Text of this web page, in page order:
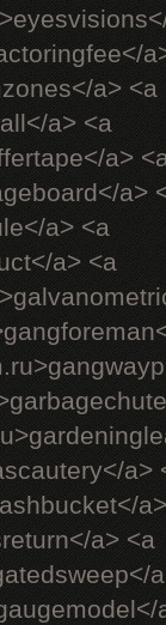
a> <a
a> <a
a>
a>
a> <a
a> <a
a>
a> <a